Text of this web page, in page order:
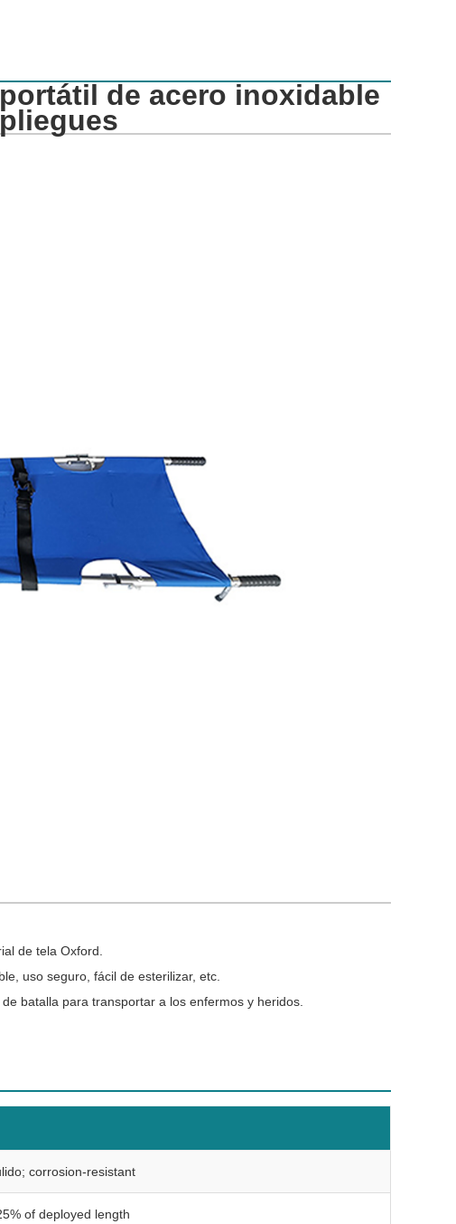
de acero inoxidable
de tela Oxford.
uso seguro, fácil de esterilizar, etc.
batalla para transportar a los enfermos y heridos.
corrosion-resistant
of deployed length